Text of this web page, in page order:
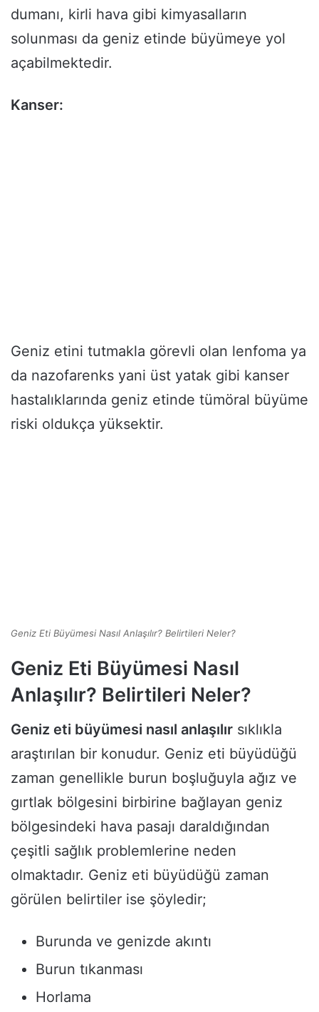
dumanı, kirli hava gibi kimyasalların
solunması da geniz etinde büyümeye yol
açabilmektedir.
Kanser:
Geniz etini tutmakla görevli olan lenfoma ya
da nazofarenks yani üst yatak gibi kanser
hastalıklarında geniz etinde tümöral büyüme
riski oldukça yüksektir.
Geniz Eti Büyümesi Nasıl Anlaşılır? Belirtileri Neler?
Geniz Eti Büyümesi Nasıl
Anlaşılır? Belirtileri Neler?
Geniz eti büyümesi nasıl anlaşılır sıklıkla
araştırılan bir konudur. Geniz eti büyüdüğü
zaman genellikle burun boşluğuyla ağız ve
gırtlak bölgesini birbirine bağlayan geniz
bölgesindeki hava pasajı daraldığından
çeşitli sağlık problemlerine neden
olmaktadır. Geniz eti büyüdüğü zaman
görülen belirtiler ise şöyledir;
Burunda ve genizde akıntı
Burun tıkanması
Horlama